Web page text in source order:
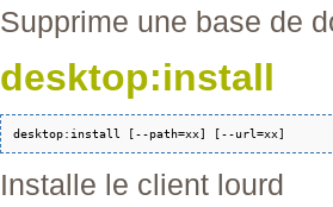
Supprime une base de
desktop:install
Installe le client lourd